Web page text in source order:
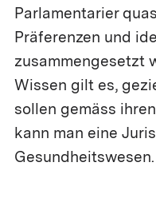
Parlamentarier
Präferenzen und
zusammengesetzt
Wissen gilt es,
sollen gemäss
kann man eine
Gesundheitswesen.